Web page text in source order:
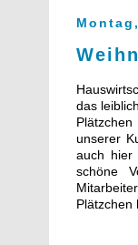
das
unserer
auch hier
schöne
Plätzchen